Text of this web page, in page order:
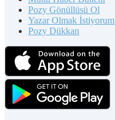
Pozy Gönüllüsü Ol
Yazar Olmak İstiyorum
Pozy Dükkan